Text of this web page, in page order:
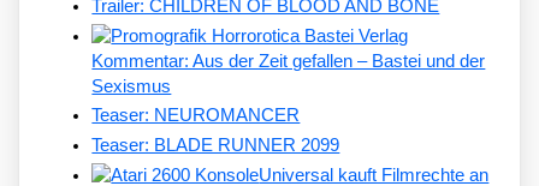
Trailer: CHILDREN OF BLOOD AND BONE
Kommentar: Aus der Zeit gefallen – Bastei und der
Sexismus
Teaser: NEUROMANCER
Teaser: BLADE RUNNER 2099
Universal kauft Filmrechte an